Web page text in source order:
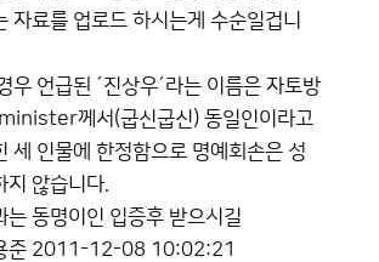
자료를 업로드 하시는게 수순일겁니
우 언급된 ´진상우´라는 이름은 자토방
께서(굽신굽신) 동일인이라고
세 인물에 한정함으로 명예회손은 성
지 않습니다.
는 동명이인 입증후 받으시길
준 2011-12-08 10:02:21